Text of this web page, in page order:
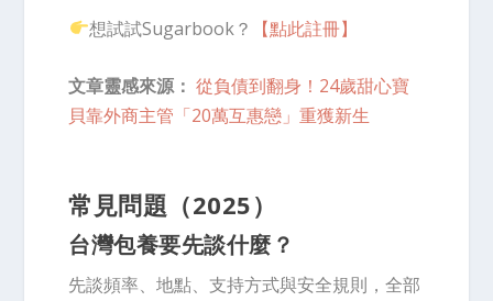
想試試Sugarbook？ 【點此註冊】
文章靈感來源： 從負債到翻身！24歲甜心寶
貝靠外商主管「20萬互惠戀」重獲新生
常見問題（2025）
台灣包養要先談什麼？
先談頻率、地點、支持方式與安全規則，全部